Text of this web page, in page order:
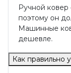
Ручной ковер
поэтому он
Машинные
дешевле.
Как правильно